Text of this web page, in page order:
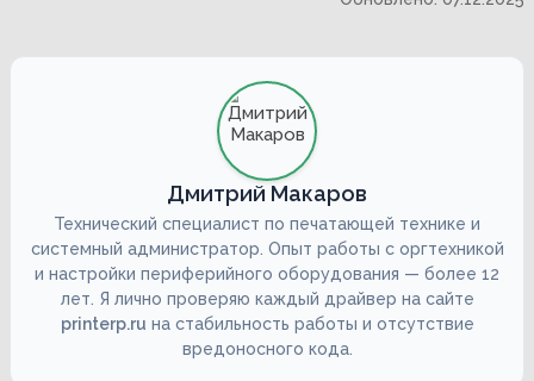
Дмитрий Макаров
Технический специалист по печатающей технике и
системный администратор. Опыт работы с оргтехникой
и настройки периферийного оборудования — более 12
лет. Я лично проверяю каждый драйвер на сайте
printerp.ru на стабильность работы и отсутствие
вредоносного кода.